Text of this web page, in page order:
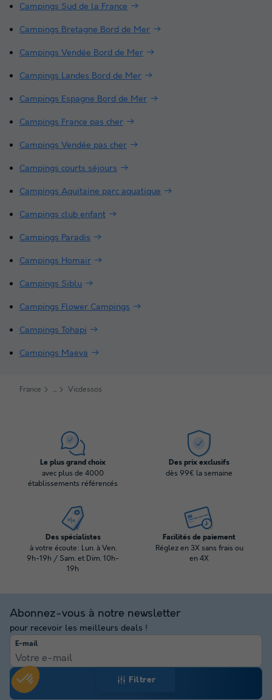
Filtrer
Campings Sud de la France
Campings Bretagne Bord de Mer
Campings Vendée Bord de Mer
Campings Landes Bord de Mer
Campings Espagne Bord de Mer
Campings France pas cher
Campings Vendée pas cher
Campings courts séjours
Campings Aquitaine parc aquatique
Campings club enfant
Campings Paradis
Campings Homair
Campings Siblu
Campings Flower Campings
Campings Tohapi
Campings Maeva
France Vicdessos
Le plus grand choix
avec plus de 4000
établissements référencés
Des prix exclusifs
dès 99€ la semaine
Des spécialistes
à votre écoute: Lun. à Ven.
9h-19h / Sam. et Dim. 10h-
19h
Facilités de paiement
Réglez en 3X sans frais ou
en 4X
Abonnez-vous à notre newsletter
pour recevoir les meilleurs deals !
E-mail
Envoyer